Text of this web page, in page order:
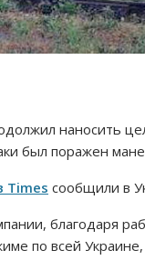
наносить
был поражен
Times сообщили в
благодаря
по всей